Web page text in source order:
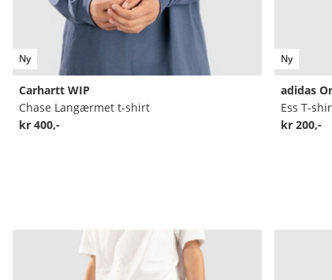
Ny
Carhartt WIP
Chase Langærmet t-shirt
kr 400,-
Ny
adidas
Ess T-
kr 200,-